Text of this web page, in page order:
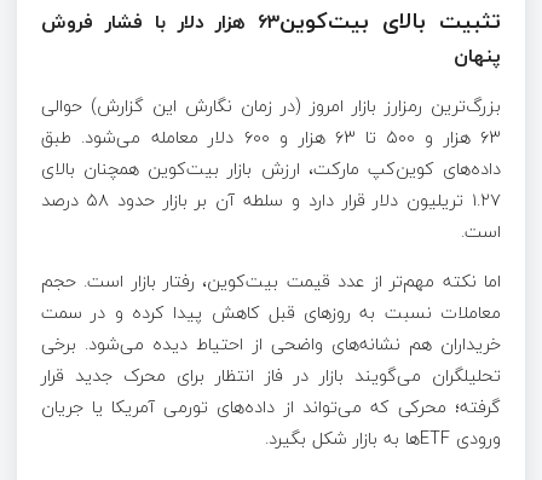
تثبیت بالای بیت‌کوین
۶۳ هزار دلار با فشار فروش
پنهان
بزرگ‌ترین رمزارز بازار امروز (در زمان نگارش این گزارش) حوالی
۶۳ هزار و ۵۰۰ تا ۶۳ هزار و ۶۰۰ دلار معامله می‌شود. طبق
داده‌های کوین‌کپ مارکت، ارزش بازار بیت‌کوین همچنان بالای
۱.۲۷ تریلیون دلار قرار دارد و سلطه آن بر بازار حدود ۵۸ درصد
است.
اما نکته مهم‌تر از عدد قیمت بیت‌کوین، رفتار بازار است. حجم
معاملات نسبت به روزهای قبل کاهش پیدا کرده و در سمت
خریداران هم نشانه‌های واضحی از احتیاط دیده می‌شود. برخی
تحلیلگران می‌گویند بازار در فاز انتظار برای محرک جدید قرار
گرفته؛ محرکی که می‌تواند از داده‌های تورمی آمریکا یا جریان
ورودی ETFها به بازار شکل بگیرد.